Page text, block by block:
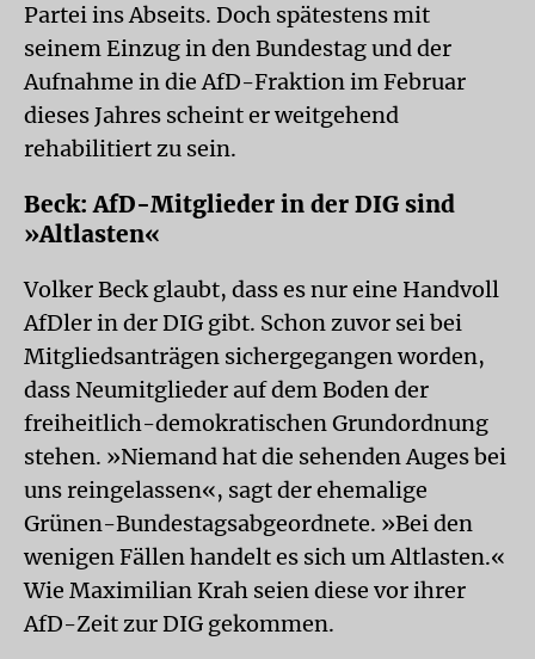
Partei ins Abseits. Doch spätestens mit
seinem Einzug in den Bundestag und der
Aufnahme in die AfD-Fraktion im Februar
dieses Jahres scheint er weitgehend
rehabilitiert zu sein.
Beck: AfD-Mitglieder in der DIG sind
»Altlasten«
Volker Beck glaubt, dass es nur eine Handvoll
AfDler in der DIG gibt. Schon zuvor sei bei
Mitgliedsanträgen sichergegangen worden,
dass Neumitglieder auf dem Boden der
freiheitlich-demokratischen Grundordnung
stehen. »Niemand hat die sehenden Auges bei
uns reingelassen«, sagt der ehemalige
Grünen-Bundestagsabgeordnete. »Bei den
wenigen Fällen handelt es sich um Altlasten.«
Wie Maximilian Krah seien diese vor ihrer
AfD-Zeit zur DIG gekommen.